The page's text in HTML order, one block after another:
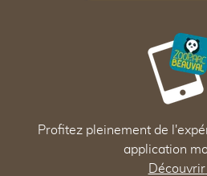
Profitez pleinement de
application
Découvrir